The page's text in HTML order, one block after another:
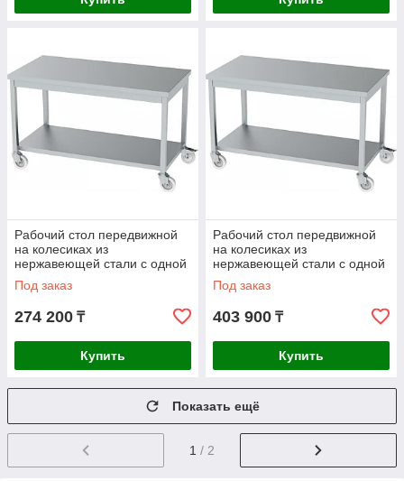
Рабочий стол передвижной
на колесиках из
нержавеющей стали с одной
полкой AISI 430
1500x700x850mm
Под заказ
274 200 ₸
Купить
Рабочий стол передвижной
на колесиках из
нержавеющей стали с одной
полкой AISI 304
1500x700x850mm
Под заказ
403 900 ₸
Купить
Показать ещё
1 / 2